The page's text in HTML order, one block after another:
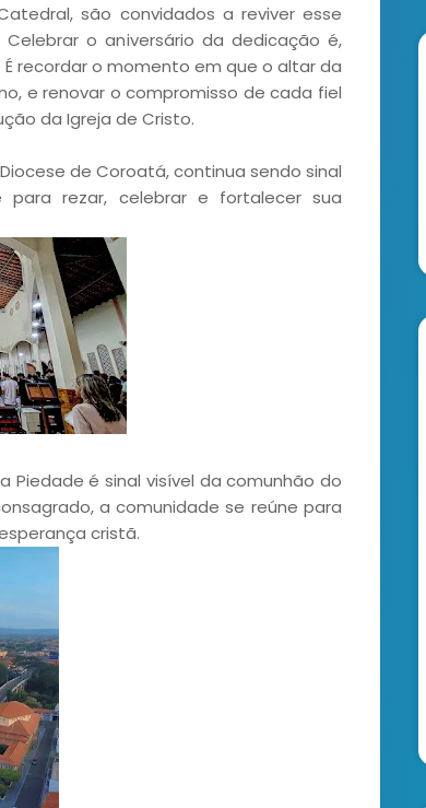
são convidados a reviver esse
o aniversário da dedicação é,
recordar o momento em que o altar da
e renovar o compromisso de cada fiel
da Igreja de Cristo.
de Coroatá, continua sendo sinal
rezar, celebrar e fortalecer sua
Piedade é sinal visível da comunhão do
a comunidade se reúne para
cristã.